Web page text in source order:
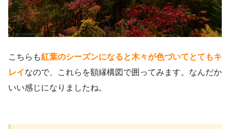
こちらも紅葉のシーズンになると木々が色づいてとてもキ
レイなので、これらを額縁構図で囲ってみます。なんだか
いい感じになりましたね。